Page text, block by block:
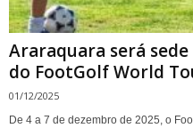
Araraquara será
do FootGolf World
01/12/2025
De 4 a 7 de dezembro de 2025, o